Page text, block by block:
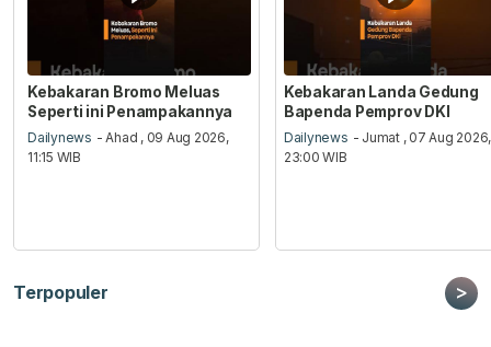
Kebakaran Bromo Meluas
Seperti ini Penampakannya
Dailynews - Ahad , 09 Aug 2026,
11:15 WIB
Kebakaran Landa Gedung
Bapenda Pemprov DKI
Dailynews - Jumat , 07 Aug 2026,
23:00 WIB
Terpopuler >